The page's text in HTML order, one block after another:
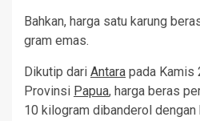
Bahkan, harga satu karung
gram emas.
Dikutip dari Antara pada Kamis
Provinsi Papua, harga beras
10 kilogram dibanderol dengan